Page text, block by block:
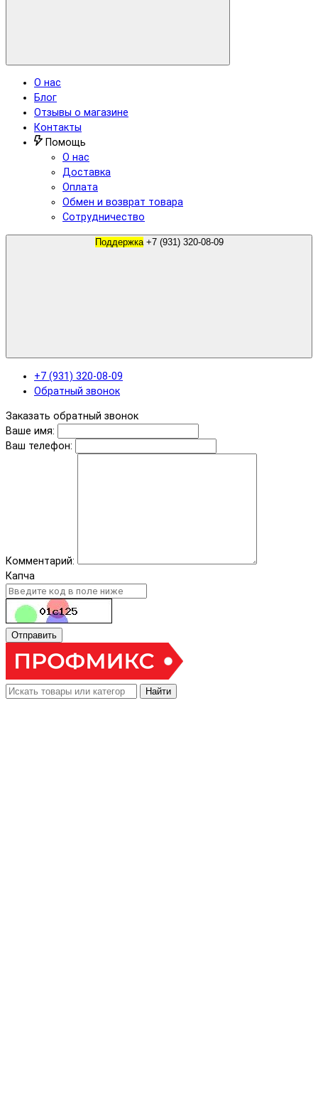
О нас
Блог
Отзывы о магазине
Контакты
Помощь
О нас
Доставка
Оплата
Обмен и возврат товара
Сотрудничество
Поддержка +7 (931) 320-08-09
+7 (931) 320-08-09
Обратный звонок
Заказать обратный звонок
Ваше имя:
Ваш телефон:
Комментарий:
Капча
Отправить
Найти